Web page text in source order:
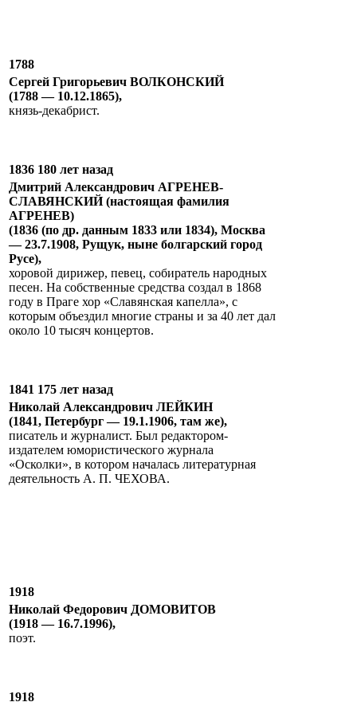
1788
Сергей Григорьевич ВОЛКОНСКИЙ
(1788 — 10.12.1865),
князь-декабрист.
1836 180 лет назад
Дмитрий Александрович АГРЕНЕВ-
СЛАВЯНСКИЙ (настоящая фамилия
АГРЕНЕВ)
(1836 (по др. данным 1833 или 1834), Москва
— 23.7.1908, Рущук, ныне болгарский город
Русе),
хоровой дирижер, певец, собиратель народных
песен. На собственные средства создал в 1868
году в Праге хор «Славянская капелла», с
которым объездил многие страны и за 40 лет дал
около 10 тысяч концертов.
1841 175 лет назад
Николай Александрович ЛЕЙКИН
(1841, Петербург — 19.1.1906, там же),
писатель и журналист. Был редактором-
издателем юмористического журнала
«Осколки», в котором началась литературная
деятельность А. П. ЧЕХОВА.
1918
Николай Федорович ДОМОВИТОВ
(1918 — 16.7.1996),
поэт.
1918